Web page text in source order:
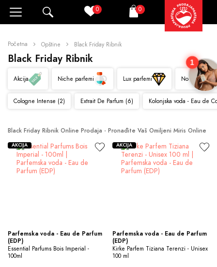
0 Korpa
0
Početna Opštine Black Friday Ribnik
Black Friday Ribnik
Akcija Niche parfemi Lux parfemi Novo
Cologne Intense (2) Extrait De Parfum (6) Kolonjska voda - Eau de
Black Friday Ribnik Online Prodaja - Pronađite Vaš Omiljeni Miris Online
Parfemska voda - Eau de Parfum
(EDP)
Essential Parfums Bois Imperial -
100ml
AKCIJA
Parfemska voda - Eau de Parfum
(EDP)
Kirke Parfem Tiziana Terenzi - Unisex
100 ml
AKCIJA
1